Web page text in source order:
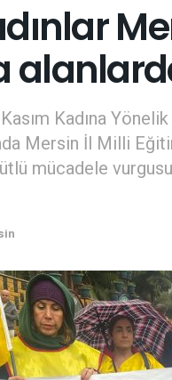
Kadına
Mersin İl Milli
mücadele